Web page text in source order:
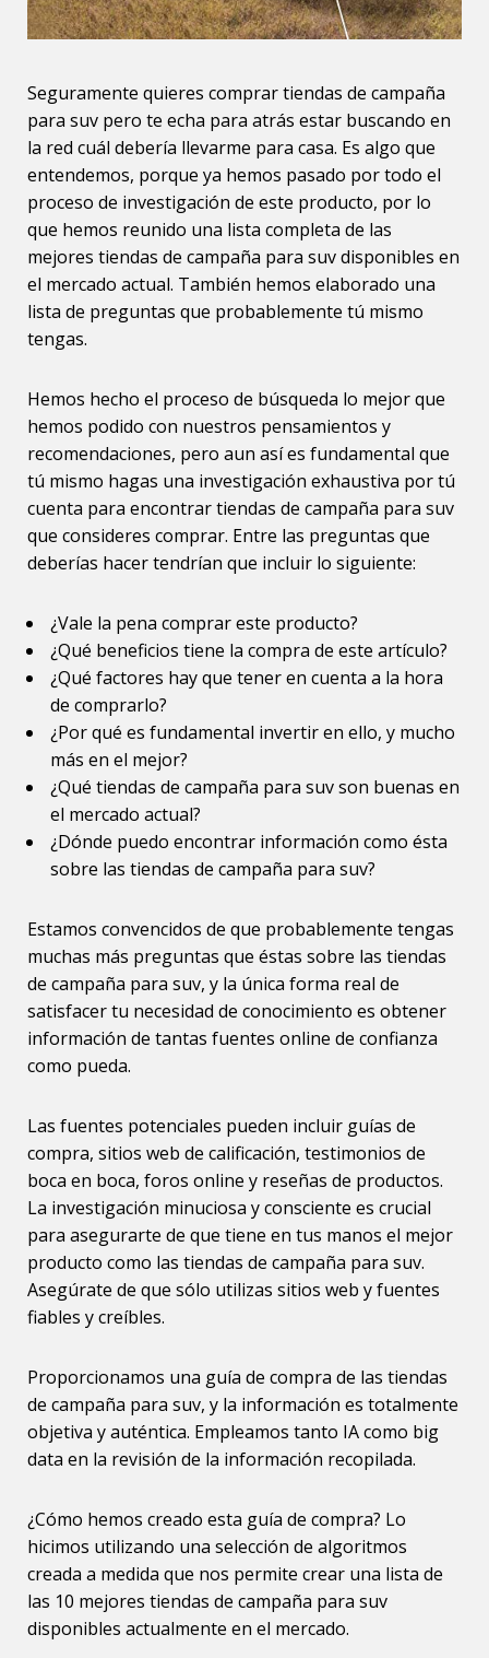
Seguramente quieres comprar tiendas de campaña
para suv pero te echa para atrás estar buscando en
la red cuál debería llevarme para casa. Es algo que
entendemos, porque ya hemos pasado por todo el
proceso de investigación de este producto, por lo
que hemos reunido una lista completa de las
mejores tiendas de campaña para suv disponibles en
el mercado actual. También hemos elaborado una
lista de preguntas que probablemente tú mismo
tengas.
Hemos hecho el proceso de búsqueda lo mejor que
hemos podido con nuestros pensamientos y
recomendaciones, pero aun así es fundamental que
tú mismo hagas una investigación exhaustiva por tú
cuenta para encontrar tiendas de campaña para suv
que consideres comprar. Entre las preguntas que
deberías hacer tendrían que incluir lo siguiente:
¿Vale la pena comprar este producto?
¿Qué beneficios tiene la compra de este artículo?
¿Qué factores hay que tener en cuenta a la hora
de comprarlo?
¿Por qué es fundamental invertir en ello, y mucho
más en el mejor?
¿Qué tiendas de campaña para suv son buenas en
el mercado actual?
¿Dónde puedo encontrar información como ésta
sobre las tiendas de campaña para suv?
Estamos convencidos de que probablemente tengas
muchas más preguntas que éstas sobre las tiendas
de campaña para suv, y la única forma real de
satisfacer tu necesidad de conocimiento es obtener
información de tantas fuentes online de confianza
como pueda.
Las fuentes potenciales pueden incluir guías de
compra, sitios web de calificación, testimonios de
boca en boca, foros online y reseñas de productos.
La investigación minuciosa y consciente es crucial
para asegurarte de que tiene en tus manos el mejor
producto como las tiendas de campaña para suv.
Asegúrate de que sólo utilizas sitios web y fuentes
fiables y creíbles.
Proporcionamos una guía de compra de las tiendas
de campaña para suv, y la información es totalmente
objetiva y auténtica. Empleamos tanto IA como big
data en la revisión de la información recopilada.
¿Cómo hemos creado esta guía de compra? Lo
hicimos utilizando una selección de algoritmos
creada a medida que nos permite crear una lista de
las 10 mejores tiendas de campaña para suv
disponibles actualmente en el mercado.